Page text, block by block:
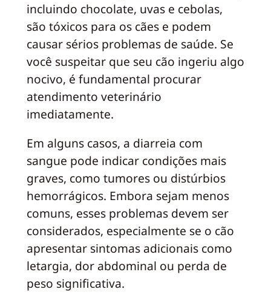
incluindo chocolate, uvas e cebolas,
são tóxicos para os cães e podem
causar sérios problemas de saúde. Se
você suspeitar que seu cão ingeriu algo
nocivo, é fundamental procurar
atendimento veterinário
imediatamente.
Em alguns casos, a diarreia com
sangue pode indicar condições mais
graves, como tumores ou distúrbios
hemorrágicos. Embora sejam menos
comuns, esses problemas devem ser
considerados, especialmente se o cão
apresentar sintomas adicionais como
letargia, dor abdominal ou perda de
peso significativa.